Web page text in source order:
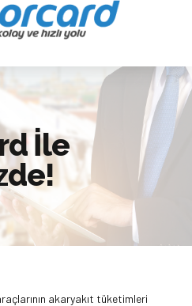
İle
akaryakıt tüketimleri